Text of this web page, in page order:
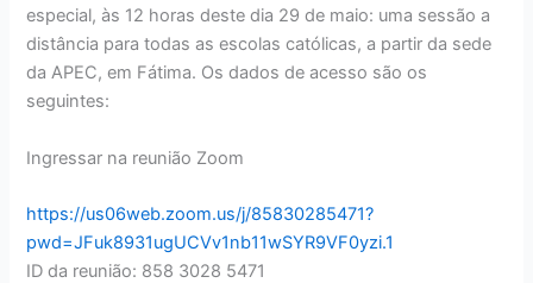
especial, às 12 horas deste dia 29 de maio: uma sessão a
distância para todas as escolas católicas, a partir da sede
da APEC, em Fátima. Os dados de acesso são os
seguintes:
Ingressar na reunião Zoom
https://us06web.zoom.us/j/85830285471?
pwd=JFuk8931ugUCVv1nb11wSYR9VF0yzi.1
ID da reunião: 858 3028 5471